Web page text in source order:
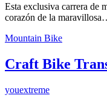
Esta exclusiva carrera de
corazón de la
Mountain Bike
Craft Bike
youextreme